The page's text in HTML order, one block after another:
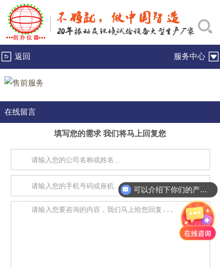
返回 服务中心
在线留言
填写您的需求 我们将马上回复您
可以介绍下你们的产品么？